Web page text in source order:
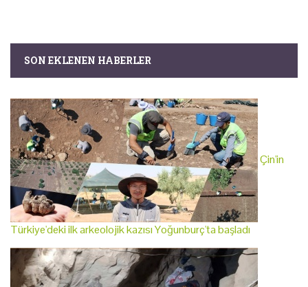
SON EKLENEN HABERLER
Çin'in
Türkiye'deki ilk arkeolojik kazısı Yoğunburç'ta başladı